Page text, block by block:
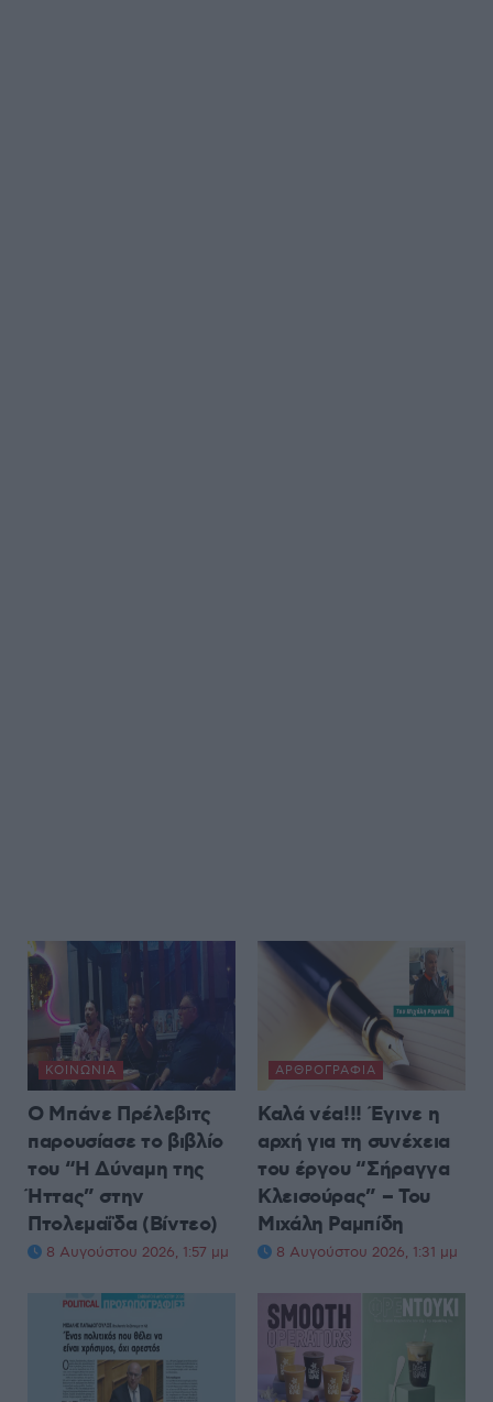
ΚΟΙΝΩΝΊΑ
Ο Μπάνε Πρέλεβιτς
παρουσίασε το βιβλίο
του “Η Δύναμη της
Ήττας” στην
Πτολεμαΐδα (Βίντεο)
8 Αυγούστου 2026, 1:57 μμ
ΑΡΘΡΟΓΡΑΦΊΑ
Καλά νέα!!! Έγινε η
αρχή για τη συνέχεια
του έργου “Σήραγγα
Κλεισούρας” – Του
Μιχάλη Ραμπίδη
8 Αυγούστου 2026, 1:31 μμ